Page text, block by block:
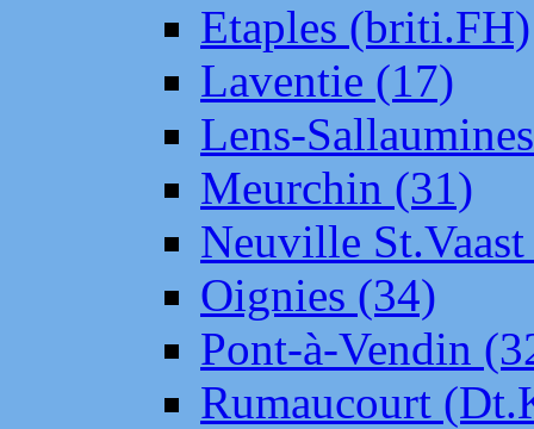
Etaples (briti.FH)
Laventie (17)
Lens-
Meurchin (31)
Neuville
Oignies (34)
Pont-à-Vendin
Rumaucourt